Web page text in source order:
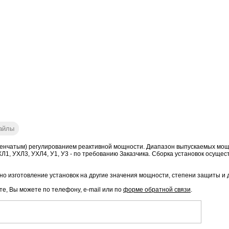
регулированием реактивной мощности. Диапазон выпускаемых
УХЛ3, УХЛ4, У1, У3 - по требованию Заказчика. Сборка установок
изготовление установок на другие значения мощности, степени защиты и
Вы можете по телефону, e-mail или по форме обратной связи.